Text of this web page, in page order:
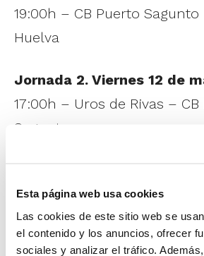
Esta página web usa cookies
Las cookies de este sitio web se
el contenido y los anuncios, ofrecer
sociales y analizar el tráfico.
19:00h – CB Puerto
Huelva
Jornada 2. Viernes 12 de
17:00h – Uros de Rivas – CB
Sagunto
19:00h – Pajarraco CB Sant
Jornada 3. Sábado 13 de
17:00h – CB Puerto Sagunto